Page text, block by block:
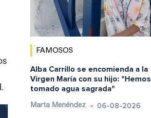
FAMOSOS
Alba Carrillo se encomienda a la
Virgen María con su hijo: "Hemos
tomado agua sagrada"
Marta Menéndez 06-08-2026